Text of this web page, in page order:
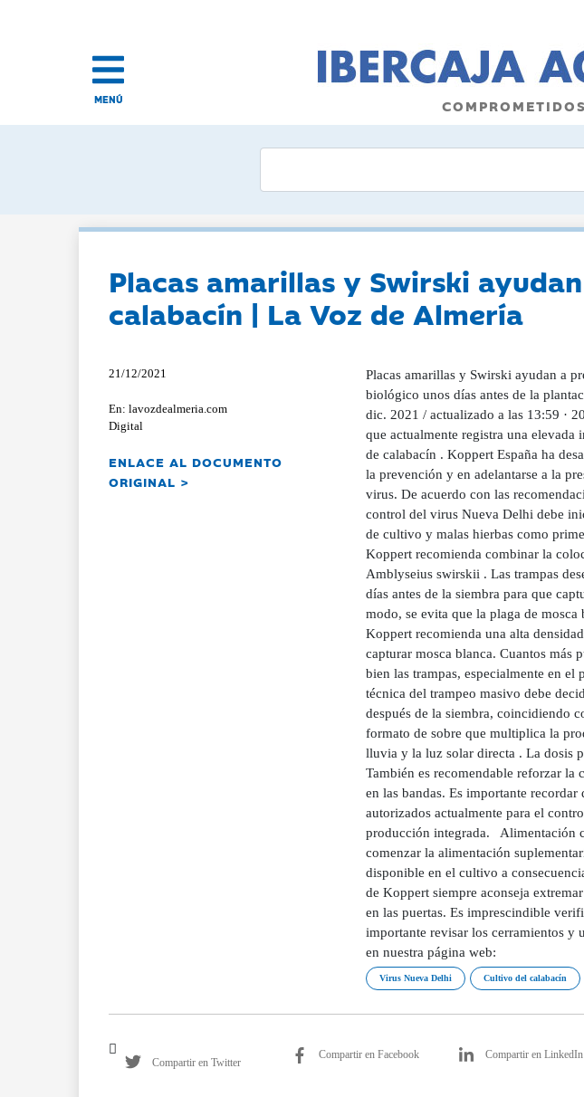
MENÚ
Placas amarillas y Swirski
calabacín | La Voz de Almería
21/12/2021
En: lavozdealmeria.com
Digital
ENLACE AL DOCUMENTO
ORIGINAL >
Placas amarillas y Swirski ayudan a
biológico unos días antes de la
dic. 2021 / actualizado a las 13:59 ·
que actualmente registra una elevada
de calabacín . Koppert España ha
la prevención y en adelantarse a la
virus. De acuerdo con las
control del virus Nueva Delhi debe
de cultivo y malas hierbas como
Koppert recomienda combinar la
Amblyseius swirskii . Las trampas
días antes de la siembra para que
modo, se evita que la plaga de
Koppert recomienda una alta
capturar mosca blanca. Cuantos más
bien las trampas, especialmente en
técnica del trampeo masivo debe
después de la siembra, coincidiendo
formato de sobre que multiplica la
lluvia y la luz solar directa . La dosis
También es recomendable reforzar
en las bandas. Es importante
autorizados actualmente para el
producción integrada. Alimentación
comenzar la alimentación
disponible en el cultivo a
de Koppert siempre aconseja
en las puertas. Es imprescindible
importante revisar los cerramientos y
en nuestra página web:
Virus Nueva Delhi Cultivo del calabacín
Compartir en Twitter
Compartir en Facebook Compartir en LinkedIn